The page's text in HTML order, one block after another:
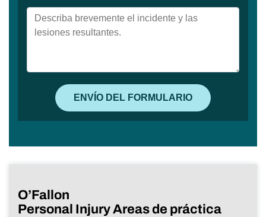
O’Fallon
Personal Injury Areas de práctica